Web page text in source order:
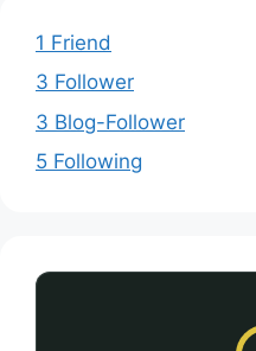
1 Friend
3 Follower
3 Blog-Follower
5 Following